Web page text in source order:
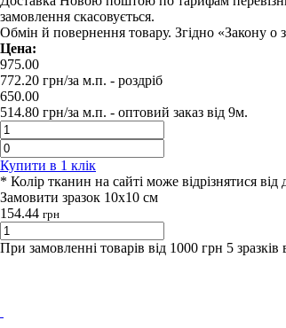
замовлення скасовується.
Обмін й повернення товару. Згідно «Закону
Цена:
975.00
772.20 грн/за м.п. - роздрiб
650.00
514.80 грн/за м.п. - оптовий заказ вiд 9м.
Купити в 1 клiк
* Колір тканин на сайті може відрізнятися
Замовити зразок 10х10 см
154.44 грн
При замовленні товарів від 1000 грн 5